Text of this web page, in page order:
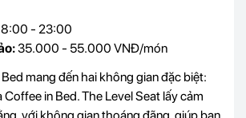
8:00 - 23:00
35.000 - 55.000 VNĐ/món
mang đến hai không gian đặc biệt:
Coffee in Bed. The Level Seat lấy cảm